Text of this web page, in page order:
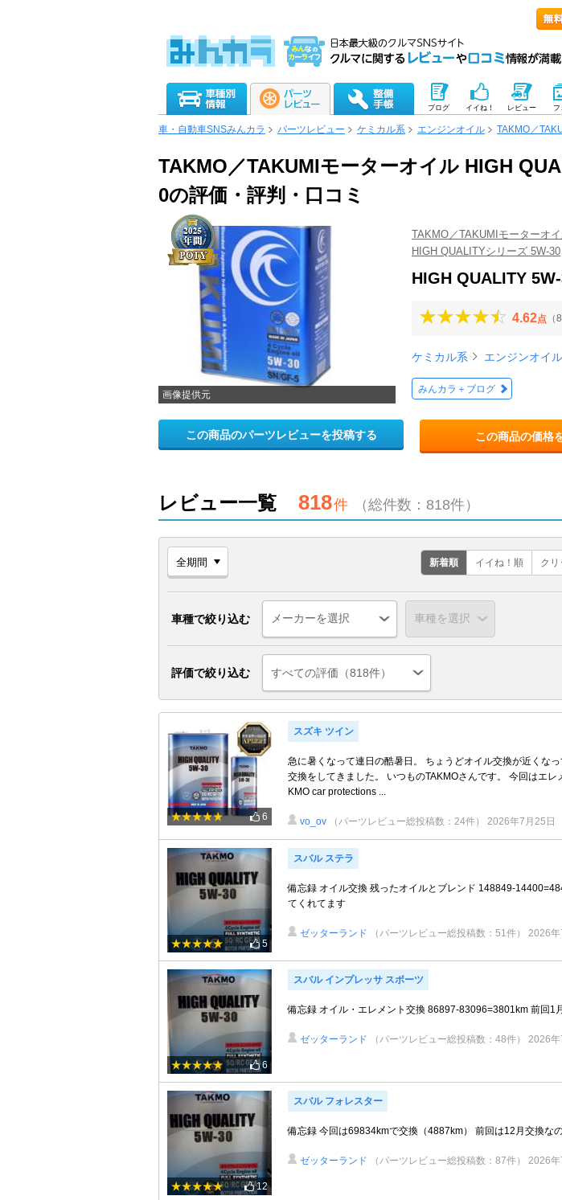
ブログ イイね！ レビュー フ
車・自動車SNSみんカラ パーツレビュー ケミカル系 エンジンオイル TAKMO／
TAKMO／TAKUMIモーターオイル HIGH
0の評価・評判・口コミ
画像提供元
TAKMO／TAKUMIモーターオ
HIGH QUALITYシリーズ 5W-30
HIGH QUALITY
4.62点 （
ケミカル系 エンジンオイル
みんカラ＋ブログ
この商品のパーツレビューを投稿する この商品の価格
レビュー一覧 818件 （総件数：818件）
新着順 イイね！順 クリ
車種で絞り込む
評価で絞り込む すべての評価（818件）
6
スズキ ツイン
急に暑くなって連日の酷暑日。 ちょうどオイル交換が近くな
交換をしてきました。 いつものTAKMOさんです。 今回はエレ
KMO car protections ...
vo_ov （パーツレビュー総投稿数：24件） 2026年7月25日
5
スバル ステラ
備忘録 オイル交換 残ったオイルとブレンド 148849-
てくれてます
ゼッターランド （パーツレビュー総投稿数：51件） 2026年
6
スバル インプレッサ スポーツ
備忘録 オイル・エレメント交換 86897-83096=3801km 前回1
ゼッターランド （パーツレビュー総投稿数：48件） 2026年
12
スバル フォレスター
備忘録 今回は69834kmで交換（4887km） 前回は12月交換な
ゼッターランド （パーツレビュー総投稿数：87件） 2026年